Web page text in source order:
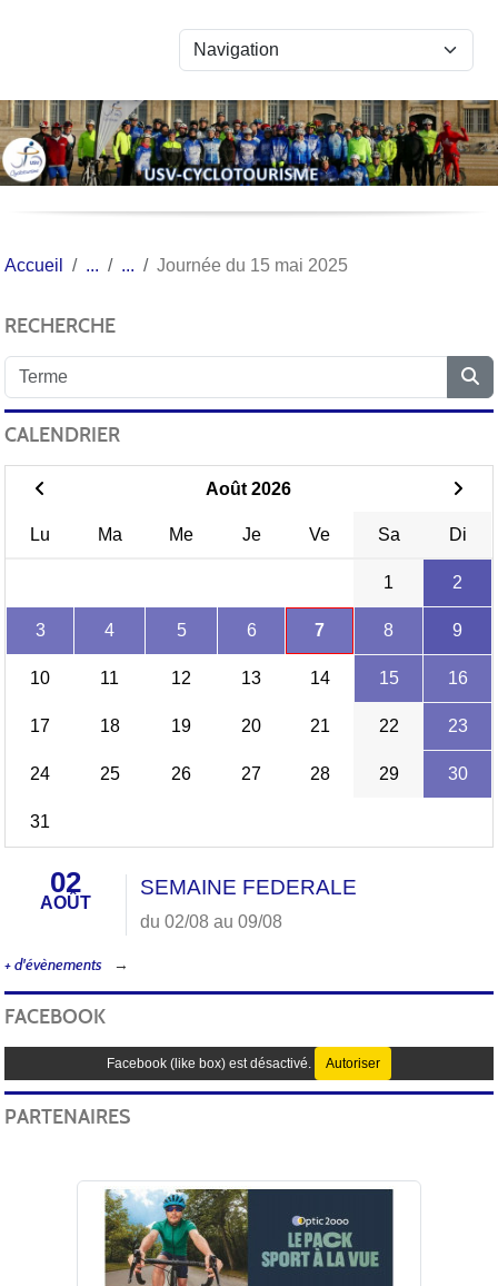
Accueil Journée du 15 mai 2025
RECHERCHE
CALENDRIER
Août 2026
Lu Ma Me Je Ve Sa Di
1 2
3 4 5 6 7 8 9
10 11 12 13 14 15 16
17 18 19 20 21 22 23
24 25 26 27 28 29 30
31
02
AOÛT
SEMAINE FEDERALE
du 02/08 au 09/08
+ d'évènements
FACEBOOK
Facebook (like box) est désactivé. Autoriser
PARTENAIRES